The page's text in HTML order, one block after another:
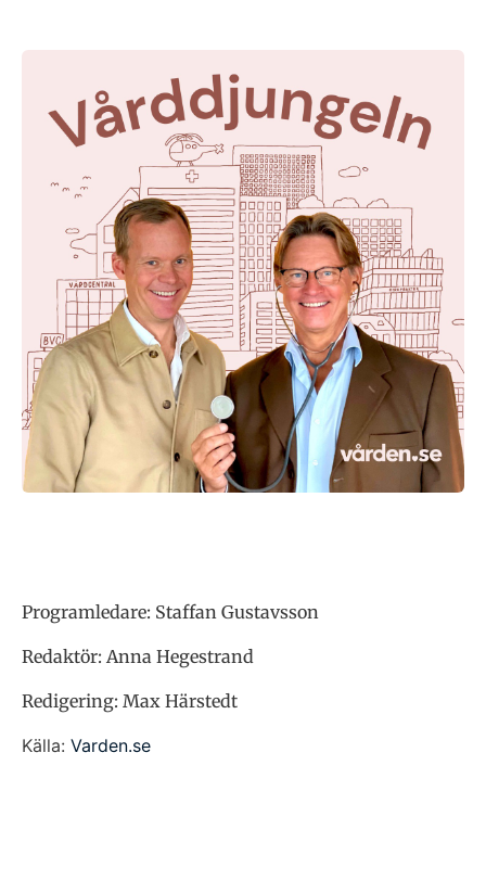
Programledare: Staffan Gustavsson
Redaktör: Anna Hegestrand
Redigering: Max Härstedt
Källa: Varden.se